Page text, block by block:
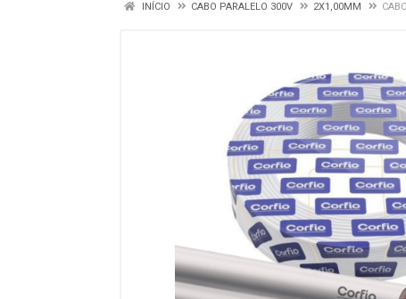
INÍCIO CABO PARALELO 300V 2X1,00MM